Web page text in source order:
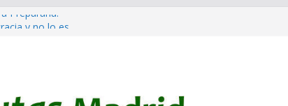
Prepararla.